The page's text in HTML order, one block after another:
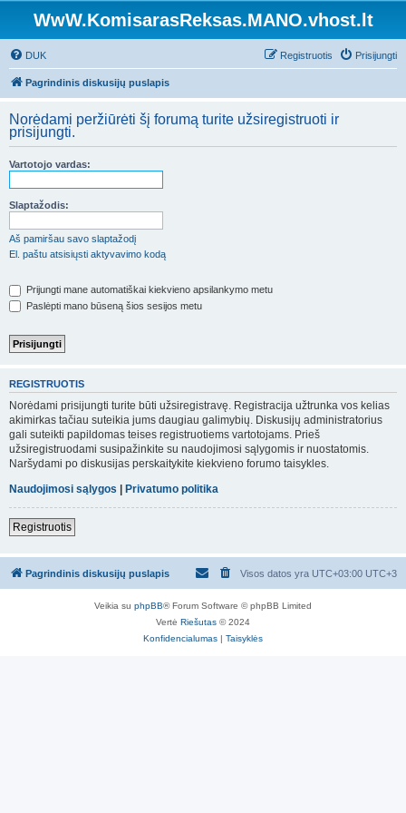
WwW.KomisarasReksas.MANO.vhost.lt
DUK Prisijungti
Registruotis
Pagrindinis diskusijų puslapis
Norėdami peržiūrėti šį forumą turite užsiregistruoti ir
prisijungti.
Vartotojo vardas:
Slaptažodis:
Aš pamiršau savo slaptažodį
El. paštu atsisiųsti aktyvavimo kodą
Prijungti mane automatiškai kiekvieno apsilankymo metu
Paslėpti mano būseną šios sesijos metu
REGISTRUOTIS
Norėdami prisijungti turite būti užsiregistravę. Registracija užtrunka vos kelias
akimirkas tačiau suteikia jums daugiau galimybių. Diskusijų administratorius
gali suteikti papildomas teises registruotiems vartotojams. Prieš
užsiregistruodami susipažinkite su naudojimosi sąlygomis ir nuostatomis.
Naršydami po diskusijas perskaitykite kiekvieno forumo taisykles.
Naudojimosi sąlygos | Privatumo politika
Registruotis
Pagrindinis diskusijų puslapis Visos datos yra UTC+03:00 UTC+3
Veikia su phpBB® Forum Software © phpBB Limited
Vertė Riešutas © 2024
Konfidencialumas | Taisyklės